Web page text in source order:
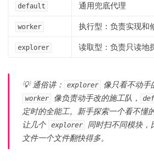
default 通用兜底代理
worker 执行型：负责实现和
explorer 读取型：负责只读地
💡 通俗讲： explorer 像只看不动手
worker 像负责动手改的施工队，
定时的全能工。新手探索一个看不懂
让几个
explorer
同时扫不同模块，
文件一个文件翻快得多。